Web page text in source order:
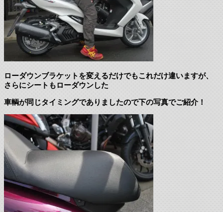
ローダウンブラケットを変えるだけでもこれだけ違いますが、
さらにシートもローダウンした
車輌が同じタイミングでありましたので下の写真でご紹介！